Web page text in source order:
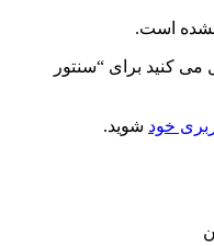
نشده است.
می کنید برای “سنتور
خود شوید.